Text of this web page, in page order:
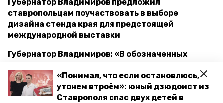
«Понимал, что если остановлюсь,
утонем втроём»: юный дзюдоист из
Ставрополя спас двух детей в
Губернатор Владимиров предложил
ставропольцам поучаствовать в выборе
дизайна стенда края для предстоящей
международной выставки
Губернатор Владимиров: «В обозначенных
для Ставрополья»